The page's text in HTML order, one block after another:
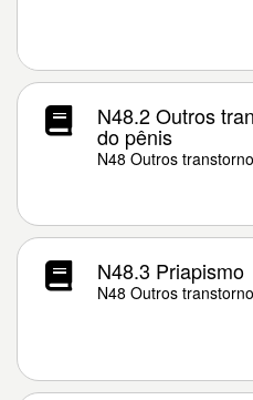
N48.2 Outros
do pênis
N48 Outros
N48.3 Priapismo
N48 Outros